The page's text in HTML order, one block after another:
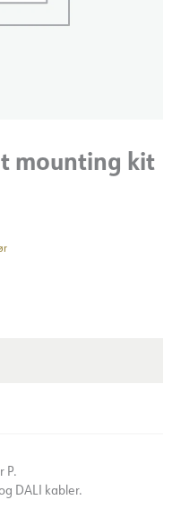
mounting kit
P.
DALI kabler.